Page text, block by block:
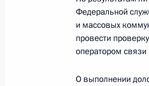
Федерации по
17 октября 2018
Федеральной
и массовых
провести
оператором
О выполнении